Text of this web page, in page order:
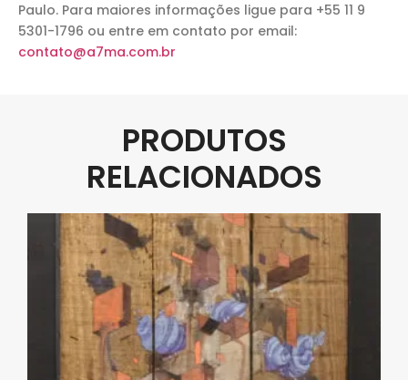
Paulo. Para maiores informações ligue para +55 11 9
5301-1796 ou entre em contato por email:
contato@a7ma.com.br
PRODUTOS
RELACIONADOS